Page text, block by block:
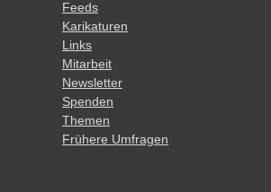
Feeds
Karikaturen
Links
Mitarbeit
Newsletter
Spenden
Themen
Frühere Umfragen